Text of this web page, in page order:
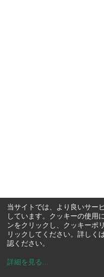
当サイトでは、より良いサー
しています。クッキーの使用
ンをクリックし、クッキーポ
リックしてください。詳しく
認ください。
詳細を見る ...